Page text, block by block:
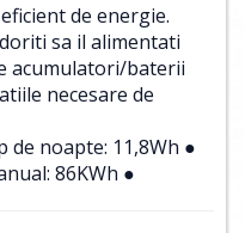
de energie.
sa il alimentati
acumulatori/baterii
necesare de
de noapte: 11,8Wh ●
86KWh ●